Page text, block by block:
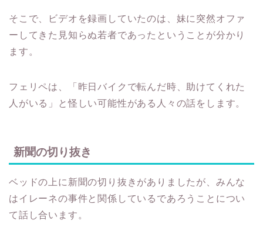
そこで、ビデオを録画していたのは、妹に突然オファ
ーしてきた見知らぬ若者であったということが分かり
ます。
フェリペは、「昨日バイクで転んだ時、助けてくれた
人がいる」と怪しい可能性がある人々の話をします。
新聞の切り抜き
ベッドの上に新聞の切り抜きがありましたが、みんな
はイレーネの事件と関係しているであろうことについ
て話し合います。